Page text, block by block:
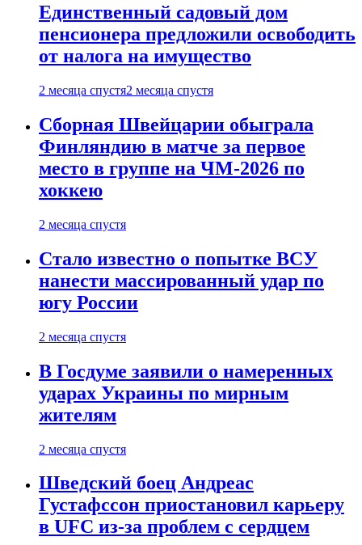
Единственный садовый дом
пенсионера предложили освободить
от налога на имущество
2 месяца спустя2 месяца спустя
Сборная Швейцарии обыграла
Финляндию в матче за первое
место в группе на ЧМ-2026 по
хоккею
2 месяца спустя
Стало известно о попытке ВСУ
нанести массированный удар по
югу России
2 месяца спустя
В Госдуме заявили о намеренных
ударах Украины по мирным
жителям
2 месяца спустя
Шведский боец Андреас
Густафссон приостановил карьеру
в UFC из-за проблем с сердцем